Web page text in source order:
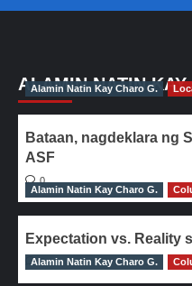
ALAMIN NATIN
Alamin Natin Kay Charo G.
Bataan, nagdeklara ng
ASF
0
Alamin Natin Kay Charo G.
Expectation vs. Reality
0
Alamin Natin Kay Charo G.